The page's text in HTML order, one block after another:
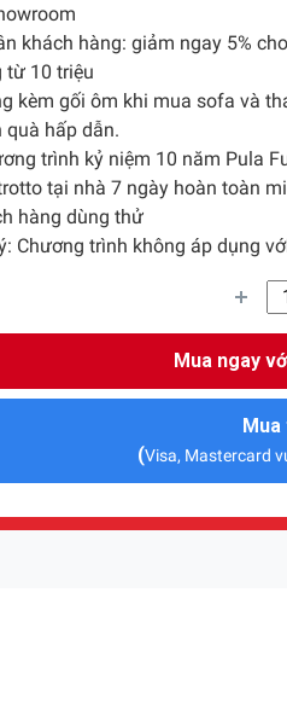
khách hàng: giảm ngay 5%
từ 10 triệu
kèm gối ôm khi mua sofa và
quà hấp dẫn.
trình kỷ niệm 10 năm Pula
tại nhà 7 ngày hoàn toàn
hàng dùng thử
Chương trình không áp dụng
Mua ngay
(Visa, Mastercard